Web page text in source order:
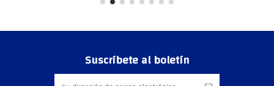
Suscríbete al boletín